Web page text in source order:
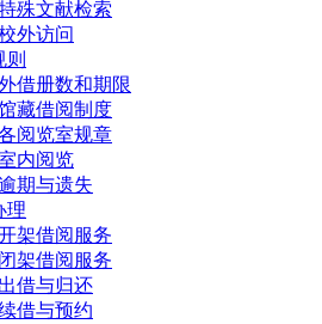
殊文献检索
外访问
则
借册数和期限
藏借阅制度
阅览室规章
内阅览
期与遗失
理
架借阅服务
闭架借阅服务
出借与归还
借与预约